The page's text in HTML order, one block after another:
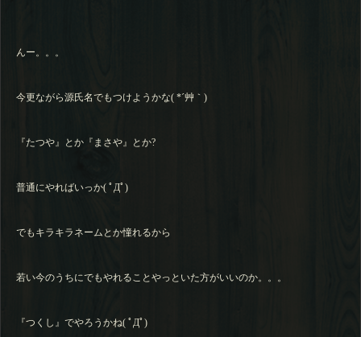
んー。。。
今更ながら源氏名でもつけようかな( *´艸｀)
『たつや』とか『まさや』とか?
普通にやればいっか( ﾟДﾟ)
でもキラキラネームとか憧れるから
若い今のうちにでもやれることやっといた方がいいのか。。。
『つくし』でやろうかね( ﾟДﾟ)